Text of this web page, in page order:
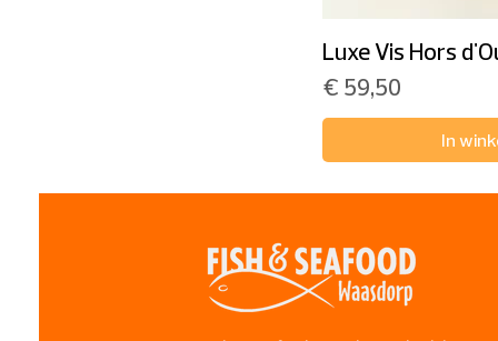
Luxe Vis Hors
Prijs
€ 59,50
In